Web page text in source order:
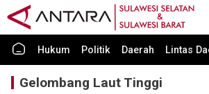
Hukum Politik Daerah Lintas
Gelombang Laut Tinggi